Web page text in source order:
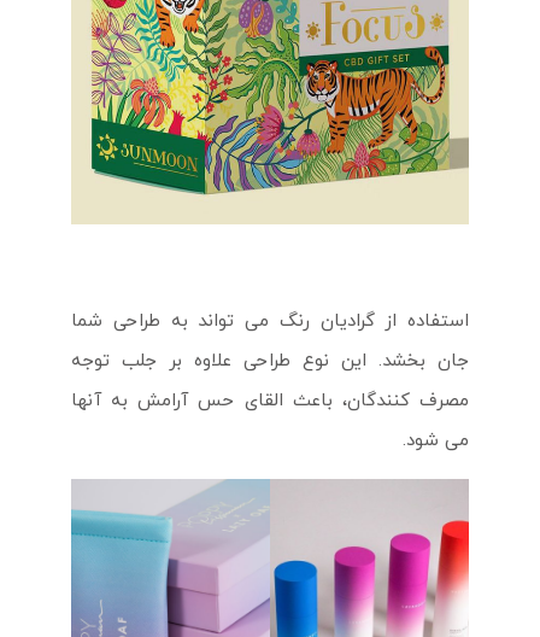
استفاده از گرادیان رنگ می تواند به طراحی شما
جان بخشد. این نوع طراحی علاوه بر جلب توجه
مصرف کنندگان، باعث القای حس آرامش به آنها
می شود.